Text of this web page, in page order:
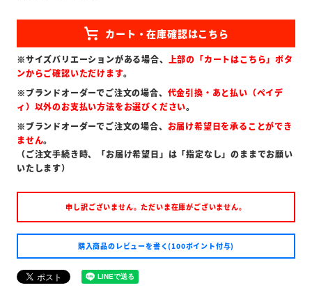
※サイズバリエーションがある場合、 上部の「カートはこちら」ボタ
ンからご確認いただけます。
※ブランドオーダーでご注文の場合、 代金引換・あと払い（ペイデ
ィ）以外のお支払い方法をお選びください。
※ブランドオーダーでご注文の場合、 お届け希望日を承ることができ
ません。
（ご注文手続き時、「お届け希望日」は「指定なし」のままでお願い
いたします）
申し訳ございません。ただいま在庫がございません。
購入商品のレビューを書く(100ポイント付与)